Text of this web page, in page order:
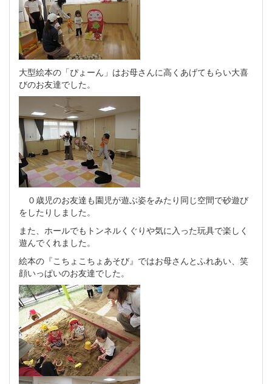
大型絵本の「ぴょーん」はお母さんに高くあげてもらい大喜
びのお友達でした。
０歳児のお友達も園児が遊ぶ姿をみたり同じ空間で砂遊び
をしたりしました。
また、ホールでもトンネルくぐりや気に入った玩具で楽しく
遊んでくれました。
絵本の『こちょこちょあそび』ではお母さんとふれあい、笑
顔いっぱいのお友達でした。